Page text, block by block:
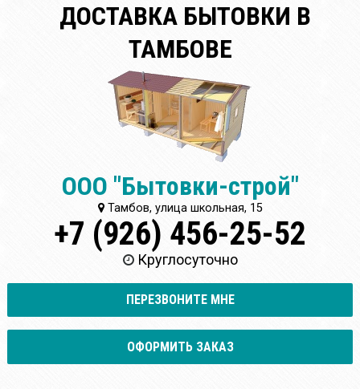
ДОСТАВКА БЫТОВКИ В
ТАМБОВЕ
ООО "Бытовки-строй"
Тамбов, улица школьная, 15
+7 (926) 456-25-52
Круглосуточно
ПЕРЕЗВОНИТЕ МНЕ
ОФОРМИТЬ ЗАКАЗ